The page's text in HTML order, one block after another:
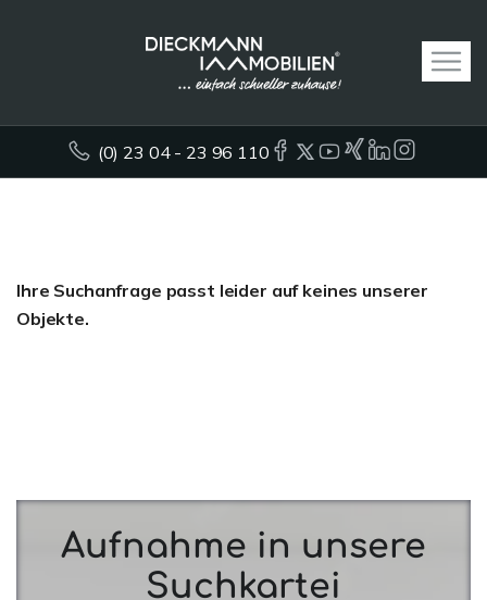
(0) 23 04 - 23 96 110
Ihre Suchanfrage passt leider auf keines unserer
Objekte.